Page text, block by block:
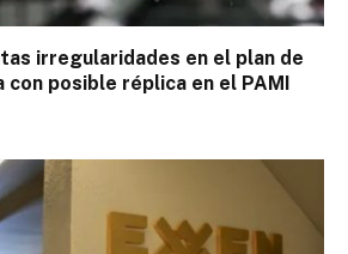
irregularidades en el plan de
posible réplica en el PAMI